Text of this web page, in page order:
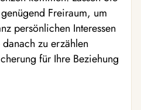
Freiraum, um
persönlichen Interessen
zu erzählen
für Ihre Beziehung